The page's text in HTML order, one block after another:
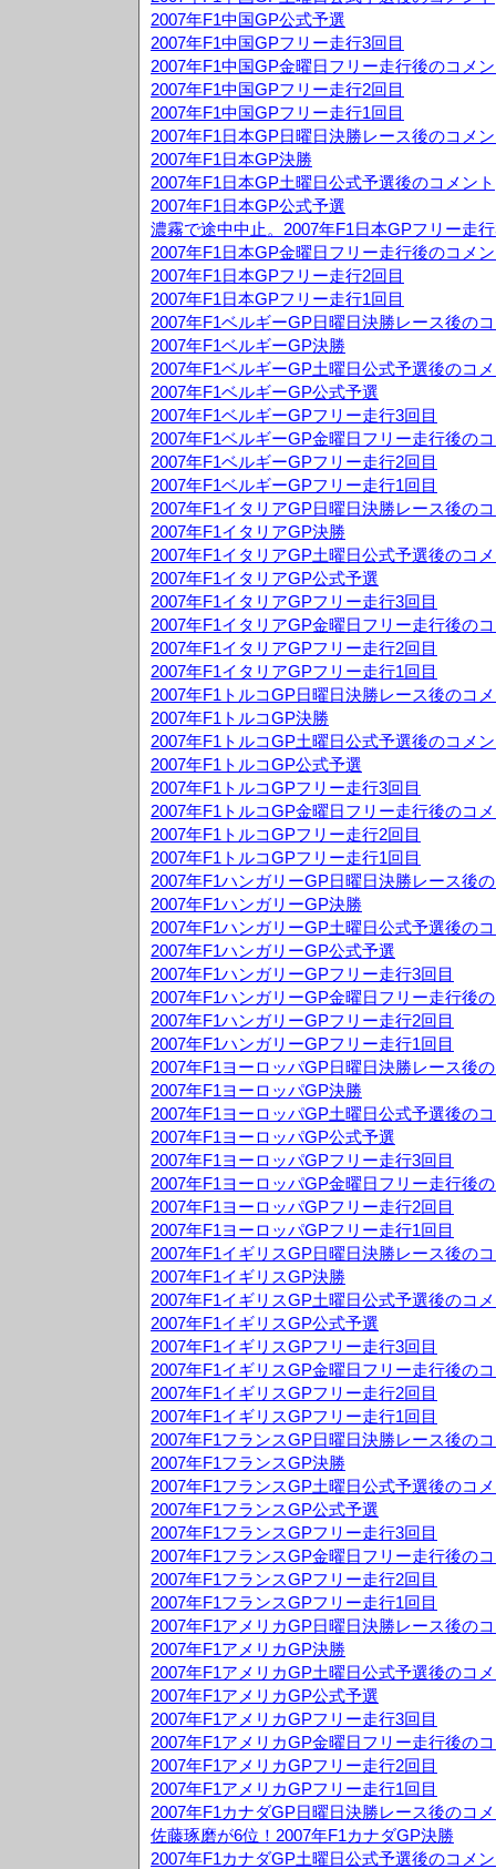
2007年F1中国GP公式予選
2007年F1中国GPフリー走行3回目
2007年F1中国GP金曜日フリー走行後のコメ
2007年F1中国GPフリー走行2回目
2007年F1中国GPフリー走行1回目
2007年F1日本GP日曜日決勝レース後のコメ
2007年F1日本GP決勝
2007年F1日本GP土曜日公式予選後のコメント
2007年F1日本GP公式予選
濃霧で途中中止。2007年F1日本GPフリー走
2007年F1日本GP金曜日フリー走行後のコメ
2007年F1日本GPフリー走行2回目
2007年F1日本GPフリー走行1回目
2007年F1ベルギーGP日曜日決勝レース後の
2007年F1ベルギーGP決勝
2007年F1ベルギーGP土曜日公式予選後のコ
2007年F1ベルギーGP公式予選
2007年F1ベルギーGPフリー走行3回目
2007年F1ベルギーGP金曜日フリー走行後の
2007年F1ベルギーGPフリー走行2回目
2007年F1ベルギーGPフリー走行1回目
2007年F1イタリアGP日曜日決勝レース後の
2007年F1イタリアGP決勝
2007年F1イタリアGP土曜日公式予選後のコ
2007年F1イタリアGP公式予選
2007年F1イタリアGPフリー走行3回目
2007年F1イタリアGP金曜日フリー走行後の
2007年F1イタリアGPフリー走行2回目
2007年F1イタリアGPフリー走行1回目
2007年F1トルコGP日曜日決勝レース後のコ
2007年F1トルコGP決勝
2007年F1トルコGP土曜日公式予選後のコメ
2007年F1トルコGP公式予選
2007年F1トルコGPフリー走行3回目
2007年F1トルコGP金曜日フリー走行後のコ
2007年F1トルコGPフリー走行2回目
2007年F1トルコGPフリー走行1回目
2007年F1ハンガリーGP日曜日決勝レース後
2007年F1ハンガリーGP決勝
2007年F1ハンガリーGP土曜日公式予選後の
2007年F1ハンガリーGP公式予選
2007年F1ハンガリーGPフリー走行3回目
2007年F1ハンガリーGP金曜日フリー走行後
2007年F1ハンガリーGPフリー走行2回目
2007年F1ハンガリーGPフリー走行1回目
2007年F1ヨーロッパGP日曜日決勝レース後
2007年F1ヨーロッパGP決勝
2007年F1ヨーロッパGP土曜日公式予選後の
2007年F1ヨーロッパGP公式予選
2007年F1ヨーロッパGPフリー走行3回目
2007年F1ヨーロッパGP金曜日フリー走行後
2007年F1ヨーロッパGPフリー走行2回目
2007年F1ヨーロッパGPフリー走行1回目
2007年F1イギリスGP日曜日決勝レース後の
2007年F1イギリスGP決勝
2007年F1イギリスGP土曜日公式予選後のコ
2007年F1イギリスGP公式予選
2007年F1イギリスGPフリー走行3回目
2007年F1イギリスGP金曜日フリー走行後の
2007年F1イギリスGPフリー走行2回目
2007年F1イギリスGPフリー走行1回目
2007年F1フランスGP日曜日決勝レース後の
2007年F1フランスGP決勝
2007年F1フランスGP土曜日公式予選後のコ
2007年F1フランスGP公式予選
2007年F1フランスGPフリー走行3回目
2007年F1フランスGP金曜日フリー走行後の
2007年F1フランスGPフリー走行2回目
2007年F1フランスGPフリー走行1回目
2007年F1アメリカGP日曜日決勝レース後の
2007年F1アメリカGP決勝
2007年F1アメリカGP土曜日公式予選後のコ
2007年F1アメリカGP公式予選
2007年F1アメリカGPフリー走行3回目
2007年F1アメリカGP金曜日フリー走行後の
2007年F1アメリカGPフリー走行2回目
2007年F1アメリカGPフリー走行1回目
2007年F1カナダGP日曜日決勝レース後のコ
佐藤琢磨が6位！2007年F1カナダGP決勝
2007年F1カナダGP土曜日公式予選後のコメ